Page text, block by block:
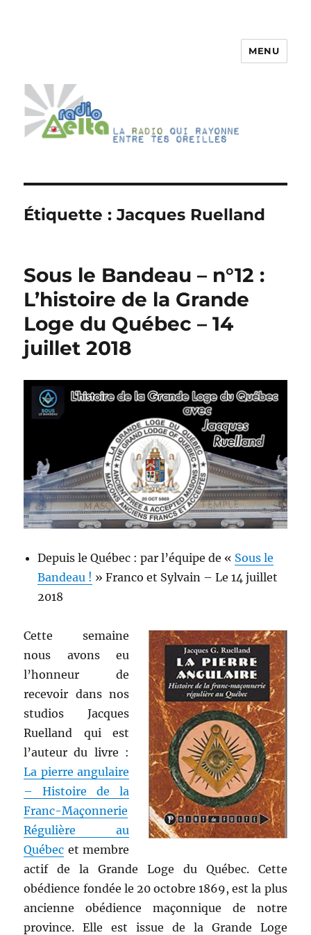
MENU
Étiquette :Jacques Ruelland
Sous le Bandeau – n°12 :
L’histoire de la Grande
Loge du Québec – 14
juillet 2018
Depuis le Québec : par l’équipe de « Sous le
Bandeau ! » Franco et Sylvain – Le 14 juillet
2018
Cette semaine
nous avons eu
l’honneur de
recevoir dans nos
studios Jacques
Ruelland qui est
l’auteur du livre :
La pierre angulaire
– Histoire de la
Franc-Maçonnerie
Régulière au
Québec et membre
actif de la Grande Loge du Québec. Cette
obédience fondée le 20 octobre 1869, est la plus
ancienne obédience maçonnique de notre
province. Elle est issue de la Grande Loge